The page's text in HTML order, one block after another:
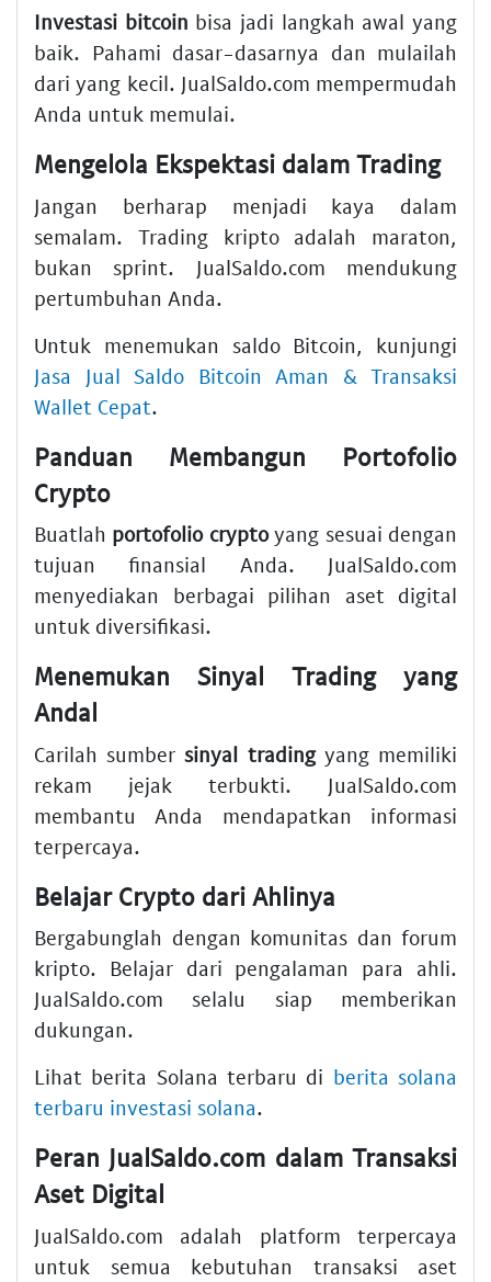
Investasi bitcoin bisa jadi langkah awal yang
baik. Pahami dasar-dasarnya dan mulailah
dari yang kecil. JualSaldo.com mempermudah
Anda untuk memulai.
Mengelola Ekspektasi dalam Trading
Jangan berharap menjadi kaya dalam
semalam. Trading kripto adalah maraton,
bukan sprint. JualSaldo.com mendukung
pertumbuhan Anda.
Untuk menemukan saldo Bitcoin, kunjungi
Jasa Jual Saldo Bitcoin Aman & Transaksi
Wallet Cepat.
Panduan Membangun Portofolio
Crypto
Buatlah portofolio cryptoyang sesuai dengan
tujuan finansial Anda. JualSaldo.com
menyediakan berbagai pilihan aset digital
untuk diversifikasi.
Menemukan Sinyal Trading yang
Andal
Carilah sumbersinyal tradingyang memiliki
rekam jejak terbukti. JualSaldo.com
membantu Anda mendapatkan informasi
terpercaya.
Belajar Crypto dari Ahlinya
Bergabunglah dengan komunitas dan forum
kripto. Belajar dari pengalaman para ahli.
JualSaldo.com selalu siap memberikan
dukungan.
Lihat berita Solana terbaru di berita solana
terbaru investasi solana.
Peran JualSaldo.com dalam Transaksi
Aset Digital
JualSaldo.com adalah platform terpercaya
untuk semua kebutuhan transaksi aset